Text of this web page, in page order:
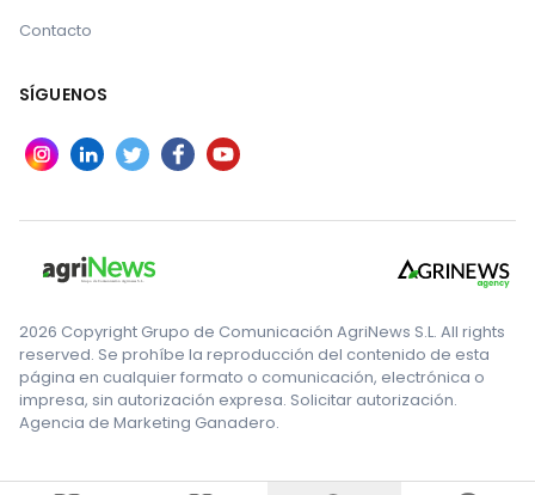
Especie (s) aviar(es):
Galiña de Mos, Gallina Castellana Negra, Gallina
Azul, Gallina del Prat, Gallina del Sobrarbe, Gallina
Murciana, Pardo de León, Penedesenca, Pita Pinta,
Otras especies:Camello Canario, Conejo Antiguo
Pardo Español, Conejo Gigante de España.
Contacto
SÍGUENOS
2026 Copyright Grupo de Comunicación AgriNews S.L. All rights
reserved. Se prohíbe la reproducción del contenido de esta
página en cualquier formato o comunicación, electrónica o
impresa, sin autorización expresa. Solicitar autorización.
Agencia de Marketing Ganadero.